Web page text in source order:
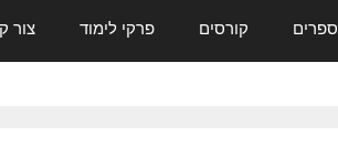
ספרים קורסים פרקי לימוד צור